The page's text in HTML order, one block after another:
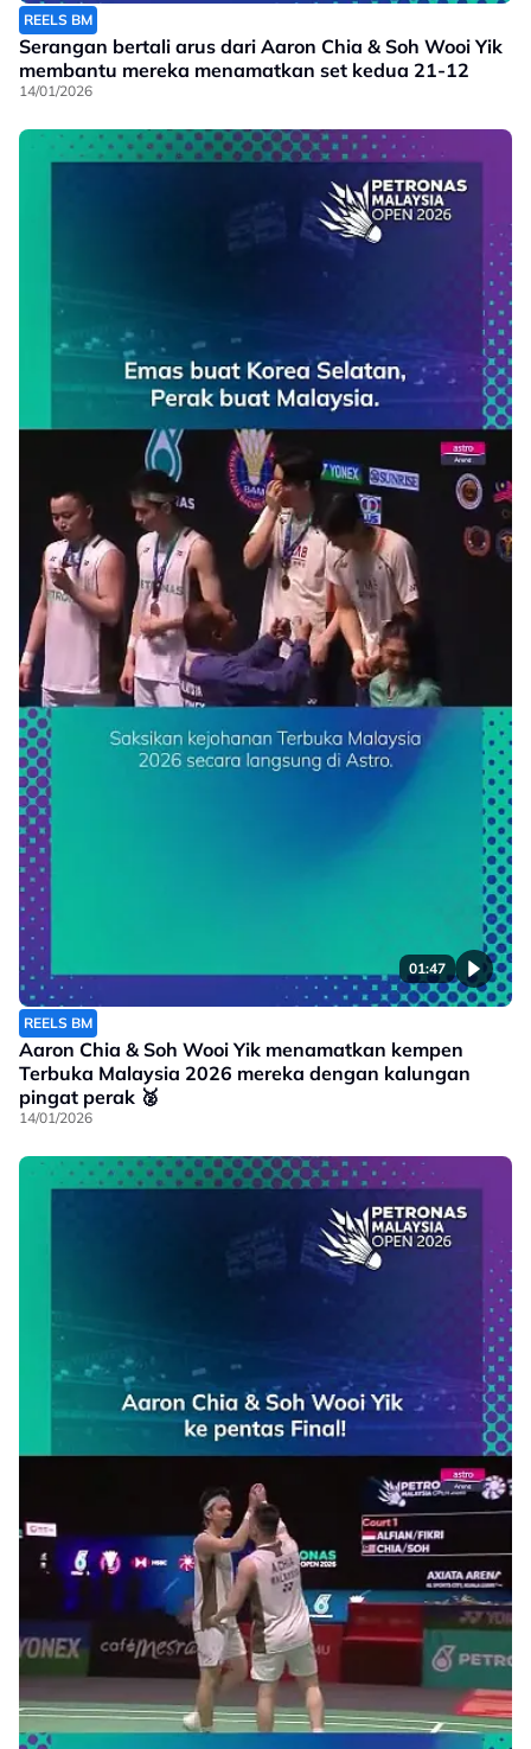
REELS BM
Serangan bertali arus dari Aaron Chia & Soh Wooi Yik
membantu mereka menamatkan set kedua 21-12
14/01/2026
01:47
REELS BM
Aaron Chia & Soh Wooi Yik menamatkan kempen
Terbuka Malaysia 2026 mereka dengan kalungan
pingat perak 🥈
14/01/2026